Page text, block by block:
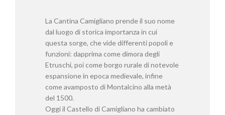
La Cantina Camigliano prende il suo nome
dal luogo di storica importanza in cui
questa sorge, che vide differenti popoli e
funzioni: dapprima come dimora degli
Etruschi, poi come borgo rurale di notevole
espansione in epoca medievale, infine
come avamposto di Montalcino alla metà
del 1500.
Oggi il Castello di Camigliano ha cambiato